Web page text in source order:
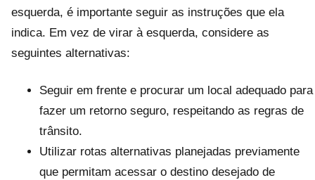
esquerda, é importante seguir as instruções que ela
indica. Em vez de virar à esquerda, considere as
seguintes alternativas:
Seguir em frente e procurar um local adequado para
fazer um retorno seguro, respeitando as regras de
trânsito.
Utilizar rotas alternativas planejadas previamente
que permitam acessar o destino desejado de